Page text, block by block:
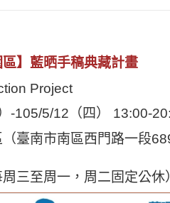
區】藍晒手稿典藏計畫
Project
-105/5/12（四） 13:00-
臺南市南區西門路一段
周三至周一，周二固定公休